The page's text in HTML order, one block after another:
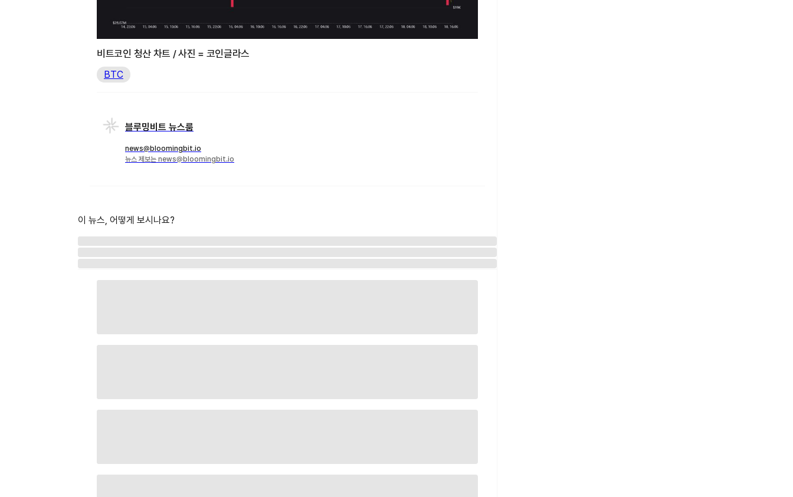
비트코인 청산 차트 / 사진 = 코인글라스
BTC
블루밍비트 뉴스룸
news@bloomingbit.io
뉴스 제보는 news@bloomingbit.io
이 뉴스, 어떻게 보시나요?